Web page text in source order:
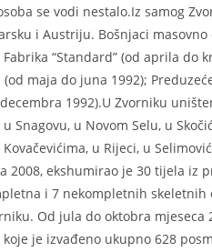
se vodi nestalo.Iz samog
i Austriju. Bošnjaci
“Standard” (od aprila do
maja do juna 1992);
1992).U Zvorniku
Snagovu, u Novom Selu, u
u Rijeci, u
2008, ekshumirao je 30 tijela iz
i 7 nekompletnih skeletnih
Od jula do oktobra mjeseca
je izvađeno ukupno 628